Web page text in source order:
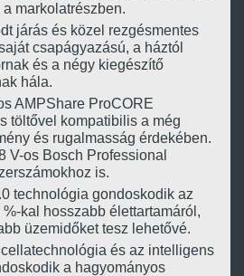
markolatrészben.
járás és közel rezgésmentes
csapágyazású, a háztól
és a négy kiegészítő
hála.
AMPShare ProCORE
töltővel kompatibilis a még
és rugalmasság érdekében.
V-os Bosch Professional
is.
technológia gondoskodik az
kal hosszabb élettartamáról,
üzemidőket tesz lehetővé.
és az intelligens
a hagyományos